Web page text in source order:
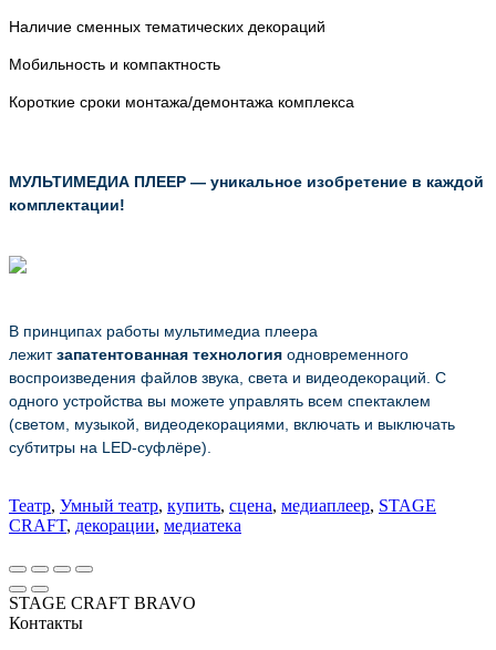
Наличие сменных тематических декораций
Мобильность и компактность
Короткие сроки монтажа/демонтажа комплекса
МУЛЬТИМЕДИА ПЛЕЕР — уникальное изобретение в каждой
комплектации!
В принципах работы мультимедиа плеера
лежитзапатентованная технология одновременного
воспроизведения файлов звука, света и видеодекораций. С
одного устройства вы можете управлять всем спектаклем
(светом, музыкой, видеодекорациями, включать и выключать
субтитры на LED-суфлёре).
Театр, Умный театр, купить, сцена, медиаплеер, STAGE
CRAFT, декорации, медиатека
STAGE CRAFT BRAVO
Контакты